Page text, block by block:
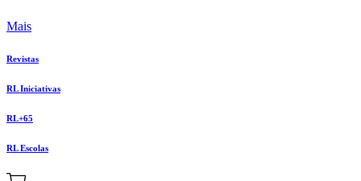
Mais
Revistas
RL Iniciativas
RL+65
RL Escolas